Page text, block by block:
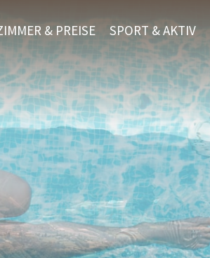
& PREISE SPORT & AKTIV